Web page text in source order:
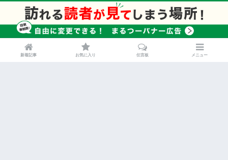
新着記事 お気に入り 伝言板 メニュー